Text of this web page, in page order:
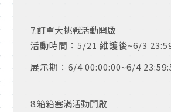
7.訂單大挑戰活動開啟
活動時間：5/21 維護後~6/3
展示期：6/4 00:00:00~6/4
8.箱箱塞滿活動開啟